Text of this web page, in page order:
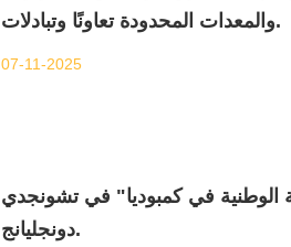
والمعدات المحدودة تعاونًا وتبادلات.
07-11-2025
الوطنية في كمبوديا" في تشونجدي
دونجليانج.